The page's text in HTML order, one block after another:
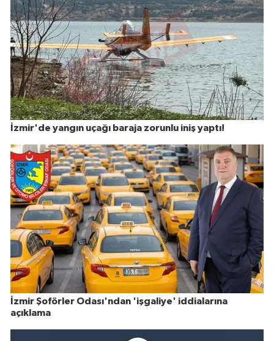
İzmir'de yangın uçağı baraja zorunlu iniş yaptı!
İzmir Şoförler Odası'ndan 'işgaliye' iddialarına
açıklama